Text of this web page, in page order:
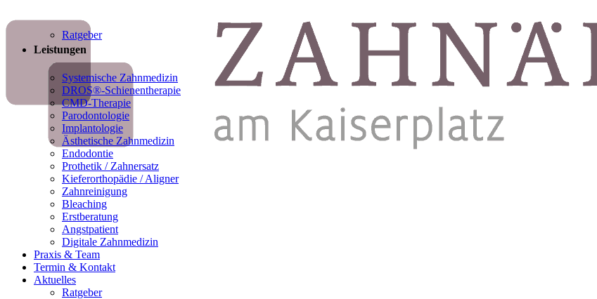
Ratgeber
Leistungen
Systemische Zahnmedizin
DROS®-Schienentherapie
CMD-Therapie
Parodontologie
Implantologie
Ästhetische Zahnmedizin
Endodontie
Prothetik / Zahnersatz
Kieferorthopädie / Aligner
Zahnreinigung
Bleaching
Erstberatung
Angstpatient
Digitale Zahnmedizin
Praxis & Team
Termin & Kontakt
Aktuelles
Ratgeber